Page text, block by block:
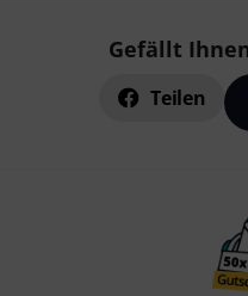
Gefällt
Teilen